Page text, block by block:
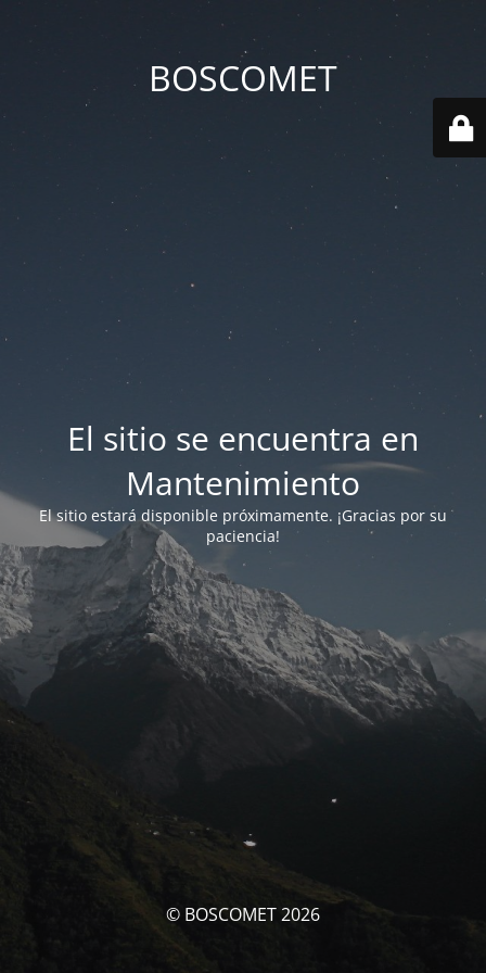
BOSCOMET
El sitio se encuentra en
Mantenimiento
El sitio estará disponible próximamente. ¡Gracias por su
paciencia!
© BOSCOMET 2026